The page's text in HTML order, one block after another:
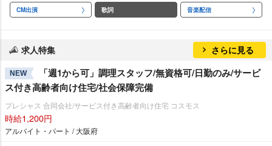
CM出演 歌詞 音楽配信
求人特集 さらに見る
NEW
「週1から可」調理スタッフ/無資格可/日勤のみ/サービ
ス付き高齢者向け住宅/社会保障完備
プレシャス 合同会社/サービス付き高齢者向け住宅 コスモス
時給1,200円
アルバイト・パート / 大阪府